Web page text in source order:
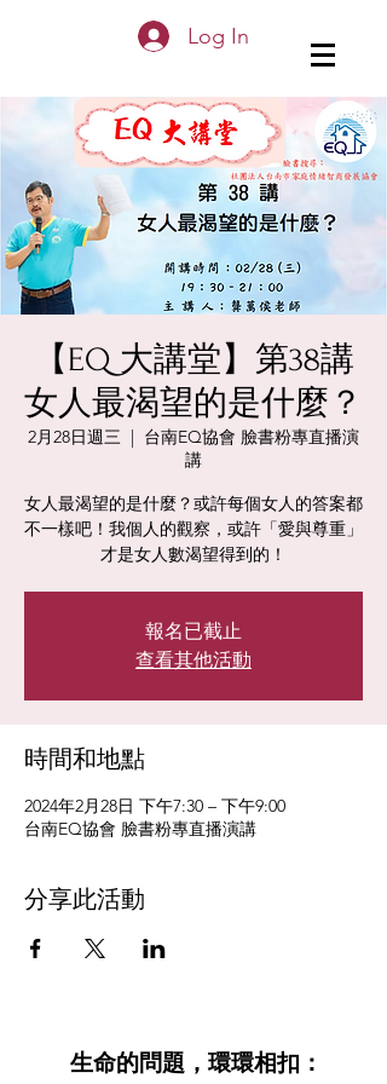
Log In
【EQ 大講堂】第38講
女人最渴望的是什麼？
2月28日週三
  |
台南EQ協會 臉書粉專直播演
講
女人最渴望的是什麼？或許每個女人的答案都
不一樣吧！我個人的觀察，或許「愛與尊重」
才是女人數渴望得到的！
報名已截止
查看其他活動
時間和地點
2024年2月28日 下午7:30 – 下午9:00
台南EQ協會 臉書粉專直播演講
分享此活動
生命的問題，環環相扣：